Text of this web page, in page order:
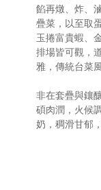
餡再燉、炸、
疊菜，以至取
玉捲富貴蝦、
排場皆可觀，
雅，傳統台菜風
非在套疊與鑲
碩肉潤，火候
奶，稠滑甘郁